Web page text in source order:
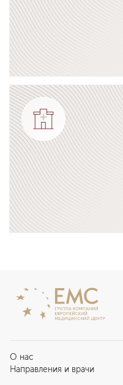
Подробнее о программе
О нас
Отзывы пациентов
Направления и врачи